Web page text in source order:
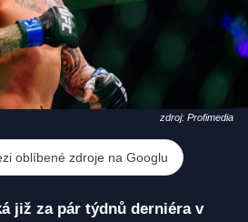
zdroj: Profimedia
oblíbené zdroje na Googlu
již za pár týdnů derniéra v